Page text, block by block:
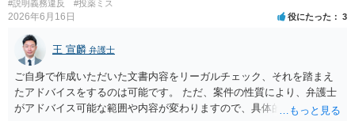
#説明義務違反 #投薬ミス
2026年6月16日 役にたった 3
王 宣麟 弁護士
ご自身で作成いただいた文書内容をリーガルチェック、それを踏まえ
たアドバイスをするのは可能です。 ただ、案件の性質により、弁護士
がアドバイス可能な範囲や内容が変わりますので、具体的な状況と共